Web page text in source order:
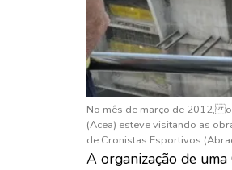
No mês de março de 2012, o
(Acea) esteve visitando as
de Cronistas Esportivos
A organização de